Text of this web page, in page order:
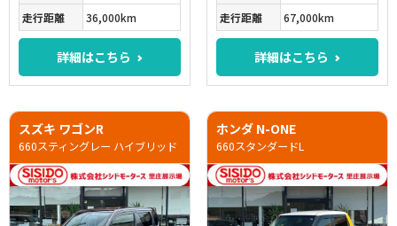
走行距離
36,000km
詳細はこちら
走行距離
67,000km
詳細はこちら
スズキ ワゴンR
660スティングレー ハイブリッド
ホンダ N-ONE
660スタンダードL